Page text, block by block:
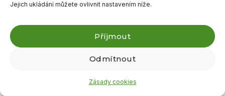
Jejich ukládání můžete ovlivnit nastavením níže.
Příjmout
Odmítnout
Zásady cookies
Copyright 2025 | web
GDPR